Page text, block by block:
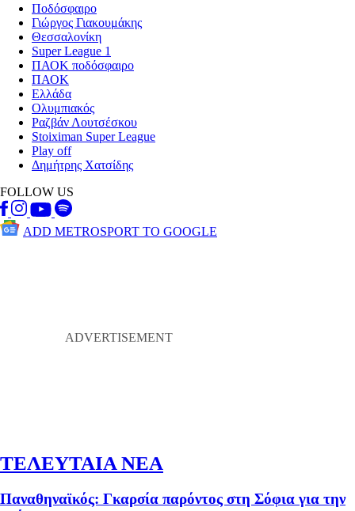
Ποδόσφαιρο
Γιώργος Γιακουμάκης
Θεσσαλονίκη
Super League 1
ΠΑΟΚ ποδόσφαιρο
ΠΑΟΚ
Ελλάδα
Ολυμπιακός
Ραζβάν Λουτσέσκου
Stoiximan Super League
Play off
Δημήτρης Χατσίδης
FOLLOW US
ADD METROSPORT TO GOOGLE
ΤΕΛΕΥΤΑΙΑ ΝΕΑ
Παναθηναϊκός: Γκαρσία παρόντος στη Σόφια για την